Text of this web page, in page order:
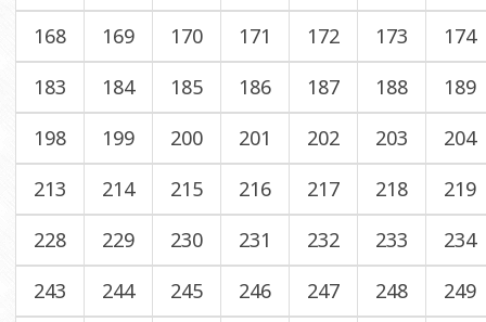
168
169 170 171 172 173
174
183
184 185 186 187 188
189
198
199 200 201 202 203
204
213
214 215 216 217 218
219
228
229 230 231 232 233
234
243
244 245 246 247 248
249